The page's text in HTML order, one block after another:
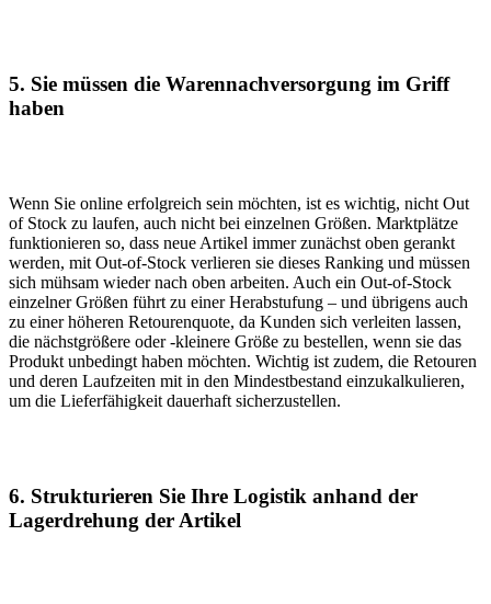
5. Sie müssen die Warennachversorgung im Griff
haben
Wenn Sie online erfolgreich sein möchten, ist es wichtig, nicht Out
of Stock zu laufen, auch nicht bei einzelnen Größen. Marktplätze
funktionieren so, dass neue Artikel immer zunächst oben gerankt
werden, mit Out-of-Stock verlieren sie dieses Ranking und müssen
sich mühsam wieder nach oben arbeiten. Auch ein Out-of-Stock
einzelner Größen führt zu einer Herabstufung – und übrigens auch
zu einer höheren Retourenquote, da Kunden sich verleiten lassen,
die nächstgrößere oder -kleinere Größe zu bestellen, wenn sie das
Produkt unbedingt haben möchten. Wichtig ist zudem, die Retouren
und deren Laufzeiten mit in den Mindestbestand einzukalkulieren,
um die Lieferfähigkeit dauerhaft sicherzustellen.
6. Strukturieren Sie Ihre Logistik anhand der
Lagerdrehung der Artikel